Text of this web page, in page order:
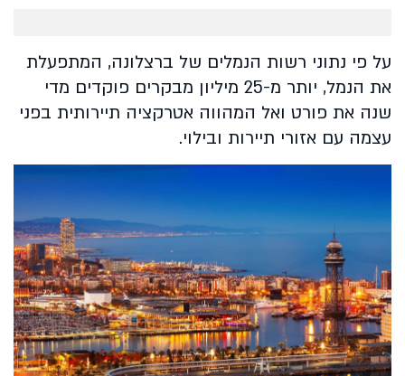
על פי נתוני רשות הנמלים של ברצלונה, המתפעלת
את הנמל, יותר מ-25 מיליון מבקרים פוקדים מדי
שנה את פורט ואל המהווה אטרקציה תיירותית בפני
עצמה עם אזורי תיירות ובילוי.